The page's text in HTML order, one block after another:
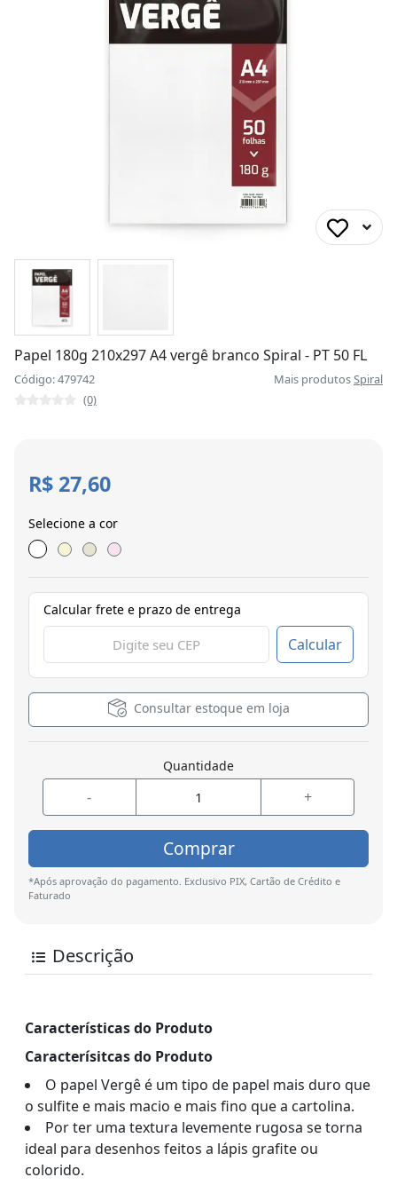
Papel 180g 210x297 A4 vergê branco Spiral - PT 50 FL
Código: 479742 Mais produtosSpiral
(0)
R$ 27,60
Selecione a cor
Calcular frete e prazo de entrega
Calcular
Consultar estoque em loja
Quantidade
- +
Comprar
*Após aprovação do pagamento. Exclusivo PIX, Cartão de Crédito e
Faturado
Descrição
Características do Produto
Caracterísitcas do Produto
O papel Vergê é um tipo de papel mais duro que
o sulfite e mais macio e mais fino que a cartolina.
Por ter uma textura levemente rugosa se torna
ideal para desenhos feitos a lápis grafite ou
colorido.